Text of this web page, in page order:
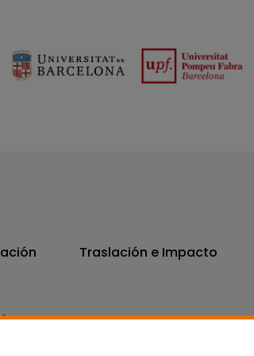
Traslación e Impacto